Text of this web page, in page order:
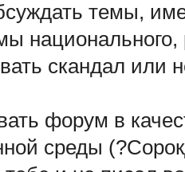
темы,
скандал или
форум в
среды